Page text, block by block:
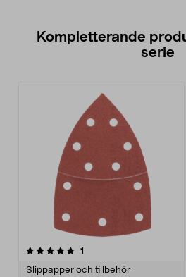
Kompletterande
serie
1
Slippapper och tillbehör
4.0av 5 stjärnor